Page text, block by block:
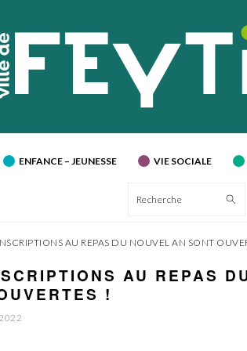
ENFANCE – JEUNESSE VIE SOCIALE
Recherche
AU REPAS DU NOUVEL AN SONT
AU REPAS
!